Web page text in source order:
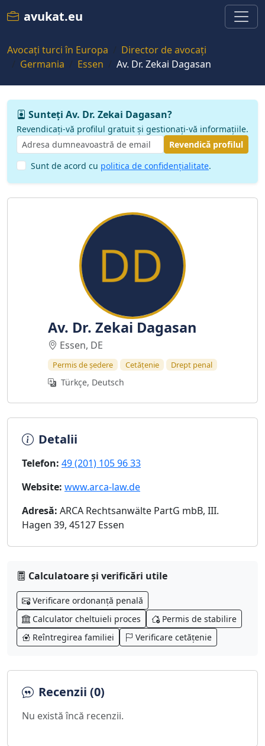
avukat.eu
Avocați turci în Europa
Director de avocați
Germania
Essen Av. Dr. Zekai Dagasan
Sunteți Av. Dr. Zekai Dagasan?
Revendicați-vă profilul gratuit și gestionați-vă informațiile.
Revendică profilul
Sunt de acord cu politica de confidențialitate.
Av. Dr. Zekai Dagasan
Essen, DE
Permis de ședere Cetățenie Drept penal
Türkçe, Deutsch
Detalii
Telefon: 49 (201) 105 96 33
Website: www.arca-law.de
Adresă: ARCA Rechtsanwälte PartG mbB, III.
Hagen 39, 45127 Essen
Calculatoare și verificări utile
Verificare ordonanță penală
Calculator cheltuieli proces
Permis de stabilire
Reîntregirea familiei
Verificare cetățenie
Recenzii (0)
Nu există încă recenzii.